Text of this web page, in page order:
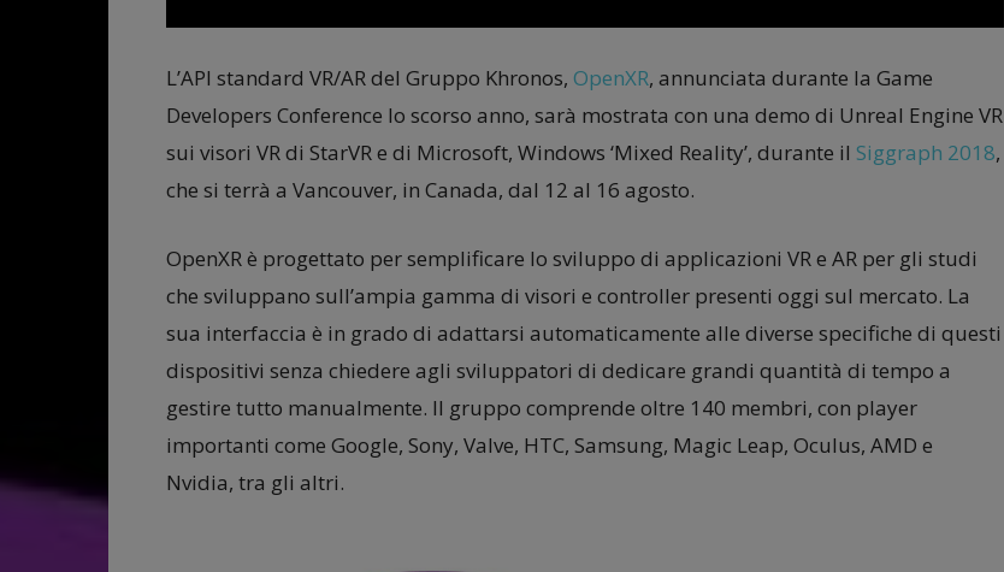
L’API standard VR/AR del Gruppo Khronos, OpenXR, annunciata durante la Game
Developers Conference lo scorso anno, sarà mostrata con una demo di Unreal Engine VR
sui visori VR di StarVR e di Microsoft, Windows ‘Mixed Reality’, durante il Siggraph 2018,
che si terrà a Vancouver, in Canada, dal 12 al 16 agosto.
OpenXR è progettato per semplificare lo sviluppo di applicazioni VR e AR per gli studi
che sviluppano sull’ampia gamma di visori e controller presenti oggi sul mercato. La
sua interfaccia è in grado di adattarsi automaticamente alle diverse specifiche di questi
dispositivi senza chiedere agli sviluppatori di dedicare grandi quantità di tempo a
gestire tutto manualmente. Il gruppo comprende oltre 140 membri, con player
importanti come Google, Sony, Valve, HTC, Samsung, Magic Leap, Oculus, AMD e
Nvidia, tra gli altri.